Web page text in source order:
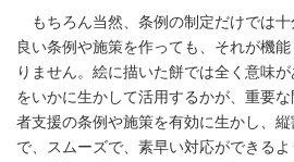
もちろん当然、条例の制定だけでは十
良い条例や施策を作っても、それが機
りません。絵に描いた餅では全く意味
をいかに生かして活用するかが、重要
者支援の条例や施策を有効に生かし、
で、スムーズで、素早い対応ができる